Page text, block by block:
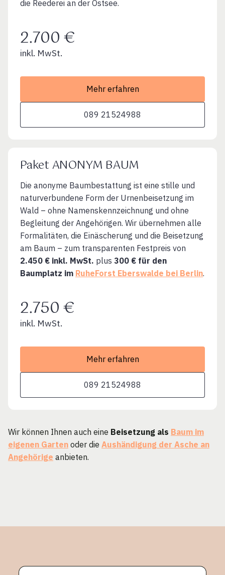
die Reederei an der Ostsee.
2.700 €
inkl. MwSt.
Mehr erfahren
089 21524988
Paket ANONYM BAUM
Die anonyme Baumbestattung ist eine stille und
naturverbundene Form der Urnenbeisetzung im
Wald – ohne Namenskennzeichnung und ohne
Begleitung der Angehörigen. Wir übernehmen alle
Formalitäten, die Einäscherung und die Beisetzung
am Baum – zum transparenten Festpreis von
2.450 € inkl. MwSt. plus 300 € für den
Baumplatz im RuheForst Eberswalde bei Berlin.
2.750 €
inkl. MwSt.
Mehr erfahren
089 21524988
Wir können Ihnen auch eine Beisetzung als Baum im
eigenen Garten oder die Aushändigung der Asche an
Angehörige anbieten.